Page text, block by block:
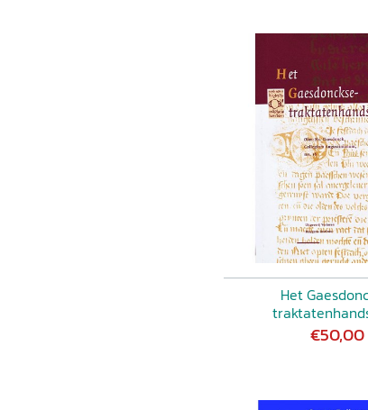
zeggen het verlangen
dingen en het bezitten
111
113
Het
€50,00